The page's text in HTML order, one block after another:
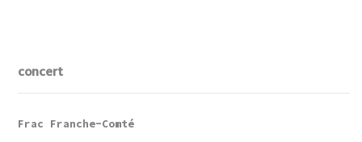
concert
Frac Franche-Comté